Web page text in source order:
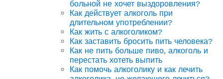
больной не хочет выздоровления?
Как действует алкоголь при
длительном употреблении?
Как жить с алкоголиком?
Как заставить бросить пить человека?
Как не пить больше пиво, алкоголь и
перестать хотеть выпить
Как помочь алкоголику и как лечить